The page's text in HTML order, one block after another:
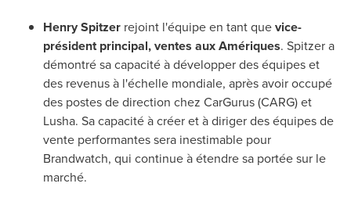
Henry Spitzer rejoint l'équipe en tant quevice-
président principal, ventes aux Amériques. Spitzer a
démontré sa capacité à développer des équipes et
des revenus à l'échelle mondiale, après avoir occupé
des postes de direction chez CarGurus (CARG) et
Lusha. Sa capacité à créer et à diriger des équipes de
vente performantes sera inestimable pour
Brandwatch, qui continue à étendre sa portée sur le
marché.